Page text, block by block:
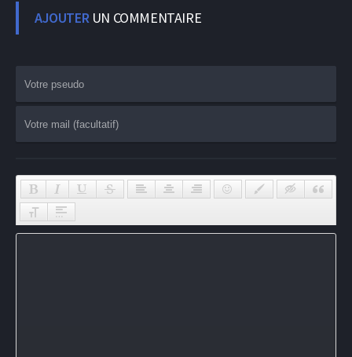
AJOUTERUN COMMENTAIRE